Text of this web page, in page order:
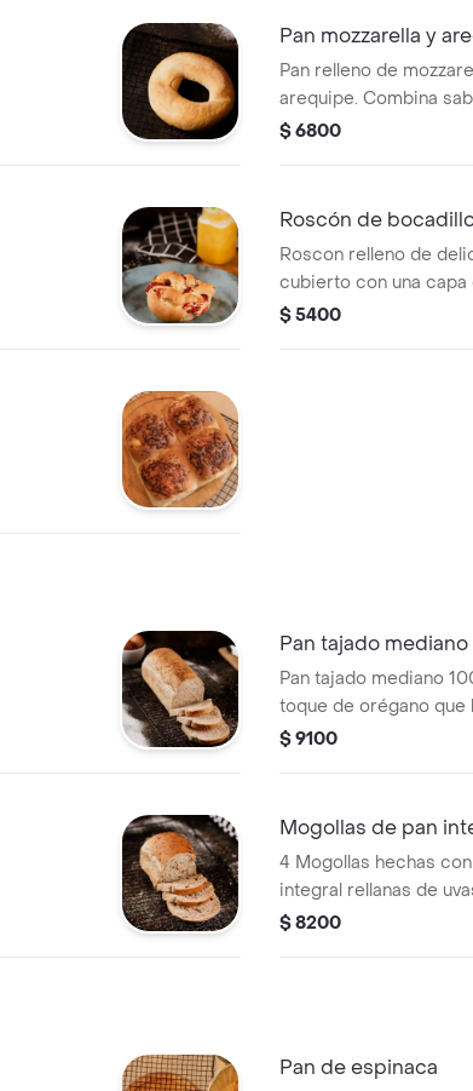
Pan mozzarella y
Pan relleno de
arequipe. Combina
dulces.
$ 6800
Roscón de
Roscon relleno de
cubierto con una capa
da un toque dulce y
$ 5400
Pan tajado
Pan tajado mediano
toque de orégano que
fresco y delicioso.
$ 9100
Mogollas de pan
4 Mogollas hechas
integral rellanas de
$ 8200
Pan de espinaca